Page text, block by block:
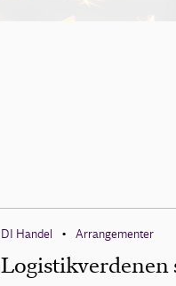
DI Handel • Arrangementer
Logistikverdenen